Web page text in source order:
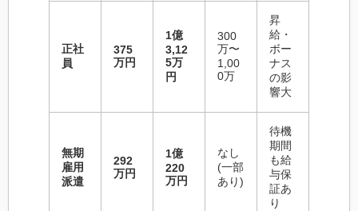
正社
員
375
万円
1億
3,12
5万
円
300
万〜
1,00
0万
昇
給・
ボー
ナス
の影
響大
無期
雇用
派遣
292
万円
1億
220
万円
なし
(一部
あり)
待機
期間
も給
与保
証あ
り